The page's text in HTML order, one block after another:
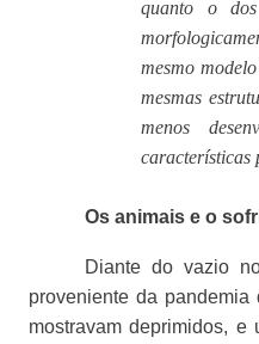
quanto o dos
mesmo
mesmas
menos
características
Os animais e o
Diante do vazio
proveniente da
mostravam deprimidos, e